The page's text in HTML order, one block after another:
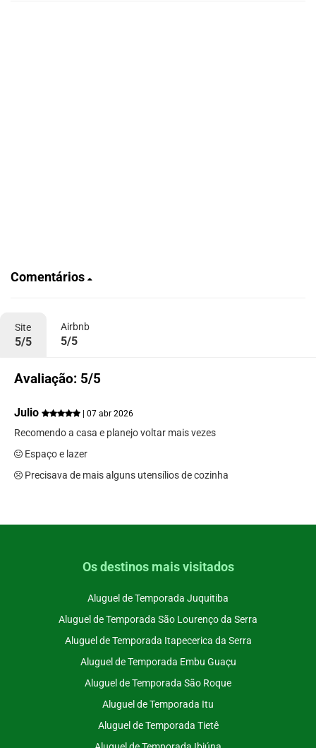
Comentários
Site
5/5
Airbnb
5/5
Avaliação: 5/5
Julio | 07 abr 2026
Recomendo a casa e planejo voltar mais vezes
Espaço e lazer
Precisava de mais alguns utensílios de cozinha
Os destinos mais visitados
Aluguel de Temporada Juquitiba
Aluguel de Temporada São Lourenço da Serra
Aluguel de Temporada Itapecerica da Serra
Aluguel de Temporada Embu Guaçu
Aluguel de Temporada São Roque
Aluguel de Temporada Itu
Aluguel de Temporada Tietê